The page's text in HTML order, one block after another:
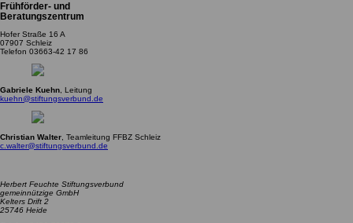
Frühförder- und
Beratungszentrum
Hofer Straße 16 A
07907 Schleiz
Telefon 03663-42 17 86
Gabriele Kuehn, Leitung
kuehn
_at_
stiftungsverbund.de
Christian Walter, Teamleitung FFBZ Schleiz
c.walter
_at_
stiftungsverbund.de
Herbert Feuchte Stiftungsverbund
gemeinnützige GmbH
Kelters Drift 2
25746 Heide